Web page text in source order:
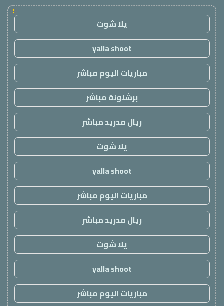
!
يلا شوت
yalla shoot
مباريات اليوم مباشر
برشلونة مباشر
ريال مدريد مباشر
يلا شوت
yalla shoot
مباريات اليوم مباشر
ريال مدريد مباشر
يلا شوت
yalla shoot
مباريات اليوم مباشر